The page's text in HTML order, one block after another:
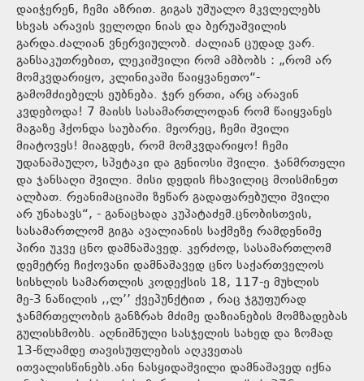
დაიჭერენ, ჩემი აზრით. გიგას უშუალო მკვლელებს
სხვას არავის ველოდი ნიას და ბერუაშვილის
გარდა.ძალიან ვნერვიულობ. ძალიან ცუდად ვარ.
განსაკუთრებით, ლეკიშვილი რომ ამბობს : „რომ არ
მომკვდარიყო, კლინიკაში წაიყვანეთო“-
გამომძიებელს ეუბნება. ჯერ ერთი, არც არავინ
კვდებოდა! 7 მაისს სასამართლოდან რომ წაიყვანეს
მაგაზე ჰქონდა საუბარი. მეორეც, ჩემი შვილი
მიატოვეს! მიაგდეს, რომ მომკვდარიყო! ჩემი
უდანაშაულო, სპეტაკი და გენიოსი შვილი. ჯანმრთელი
და ჯანსაღი შვილი. მისი დედის ჩხავილიც მოისმინეთ
ალბათ. რეანიმაციაში ზეწარ გადაფარებული შვილი
არ უნახავს“, - განაცხადა კუპატაძემ.ცნობისთვის,
სასამართლომ გიგა ავალიანის საქმეზე რამდენიმე
პირი უკვე ცნო დამნაშავედ. კერძოდ, სასამართლომ
დემეტრე ჩიქოვანი დამნაშავედ ცნო საქართველოს
სისხლის სამართლის კოდექსის 18, 117-ე მუხლის
მე-3 ნაწილის ,,ლ’’ ქვეპუნქტით , რაც ჯგუფურად
ჯანმრთელობის განზრახ მძიმე დაზიანების მომზადებას
გულისხმობს. აღნიშნული სასჯელის სახედ და ზომად
13-წლამდე თავისუფლების აღკვეთას
ითვალისწინებს.ანი ნასყიდაშვილი დამნაშავედ იქნა